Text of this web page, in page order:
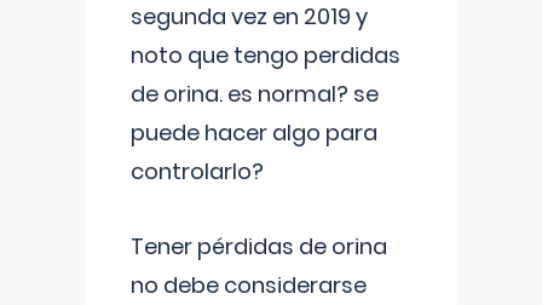
segunda vez en 2019 y
noto que tengo perdidas
de orina. es normal? se
puede hacer algo para
controlarlo?
Tener pérdidas de orina
no debe considerarse